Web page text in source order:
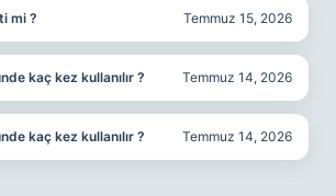
mi ? Temmuz 15, 2026
kaç kez kullanılır ? Temmuz 14, 2026
kaç kez kullanılır ? Temmuz 14, 2026